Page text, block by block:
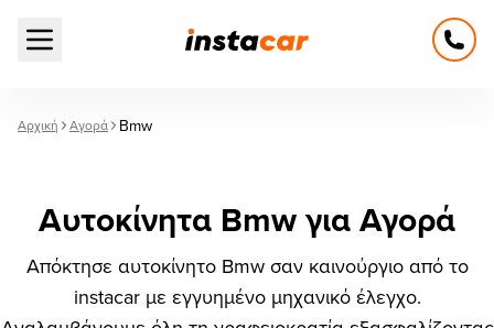
Open main menu
Αρχική Αγορά Bmw
Αυτοκίνητα Bmw για Αγορά
Απόκτησε αυτοκίνητο Bmw σαν καινούργιο από το
instacar με εγγυημένο μηχανικό έλεγχο.